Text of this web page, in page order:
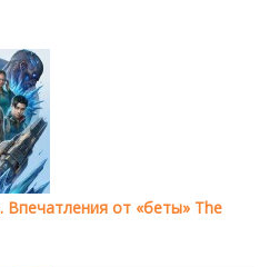
Впечатления от «беты» The